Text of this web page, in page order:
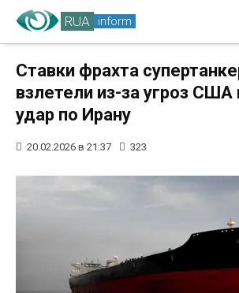
RUA inform
Ставки фрахта
взлетели из-за угроз США
удар по Ирану
20.02.2026 в 21:37 323